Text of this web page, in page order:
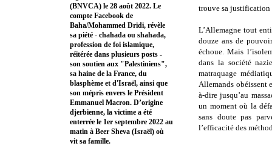
trouve sa justification
L’Allemagne tout
douze ans de
échoue. Mais
dans la société
matraquage
Allemands obéissent
à-dire jusqu’au
un moment où la
sans doute pas
l’efficacité des
(BNVCA) le 28 août 2022. Le
compte Facebook de
Baha/Mohammed Dridi, révèle
sa piété - chahada ou shahada,
profession de foi islamique,
réitérée dans plusieurs posts -
son soutien aux "Palestiniens",
sa haine de la France, du
blasphème et d'Israël, ainsi que
son mépris envers le Président
Emmanuel Macron. D’origine
djerbienne, la victime a été
enterrée le 1er septembre 2022 au
matin à Beer Sheva (Israël) où
vit sa famille.